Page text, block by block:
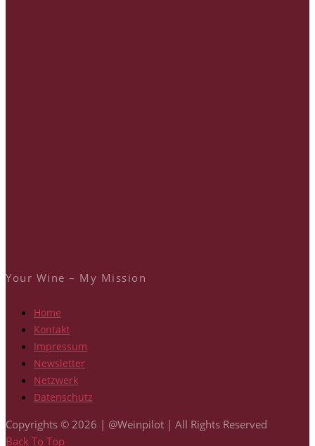
Your Wine – My Mission
Home
Kontakt
Impressum
Newsletter
Netzwerk
Datenschutz
Copyrights © 2026 | @Weinpilot | All Rights Reserved
Back To Top